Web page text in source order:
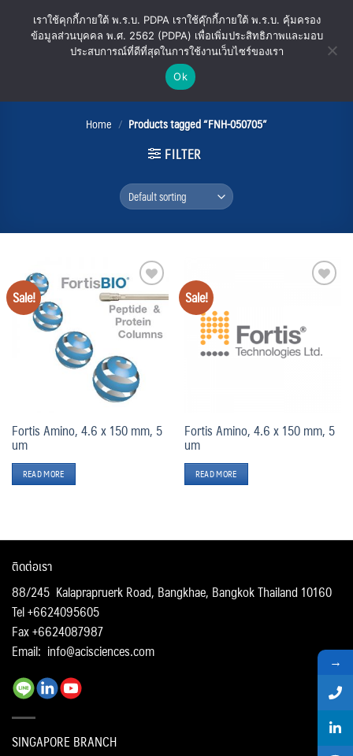
FNH-050705
Home / Products tagged “FNH-050705”
FILTER
Sale! Add
to
wishlist
Fortis Amino, 4.6 x 150 mm, 5
um
READ MORE
Sale!
Fortis Amino, 4.6 x 150 mm, 5
um
READ MORE
ติดต่อเรา
88/245 Kalaprapruerk Road, Bangkhae, Bangkok Thailand 10160
Tel +6624095605
Fax +6624087987
Email: info@acisciences.com
SINGAPORE BRANCH
→
เราใช้คุกกี้ภายใต้ พ.ร.บ. PDPA เราใช้คุ๊กกี้ภายใต้ พ.ร.บ. คุ้มครอง
ข้อมูลส่วนบุคคล พ.ศ. 2562 (PDPA) เพื่อเพิ่มประสิทธิภาพและมอบ
ประสบการณ์ที่ดีที่สุดในการใช้งานเว็บไซร์ของเรา
Ok